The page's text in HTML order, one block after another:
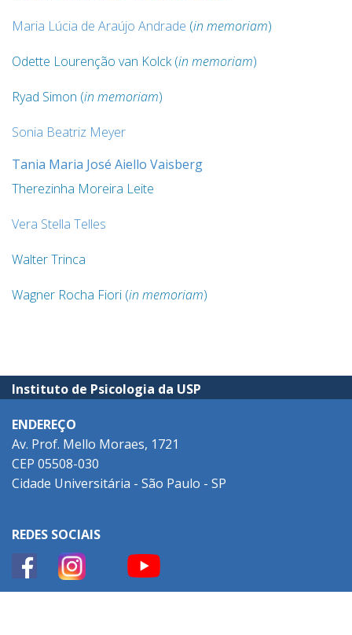
Maria Lúcia de Araújo Andrade (in memoriam)
Odette Lourenção van Kolck (in memoriam)
Ryad Simon (in memoriam)
Sonia Beatriz Meyer
Tania Maria José Aiello Vaisberg
Therezinha Moreira Leite
Vera Stella Telles
Walter Trinca
Wagner Rocha Fiori (in memoriam)
Instituto de Psicologia da USP
ENDEREÇO
Av. Prof. Mello Moraes, 1721
CEP 05508-030
Cidade Universitária - São Paulo - SP
REDES SOCIAIS